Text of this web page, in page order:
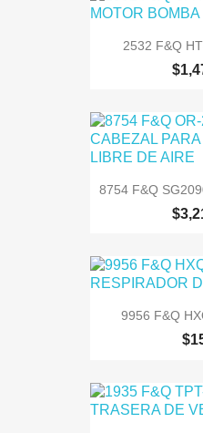
2532 F&Q
8754 F&Q
9956 F&Q